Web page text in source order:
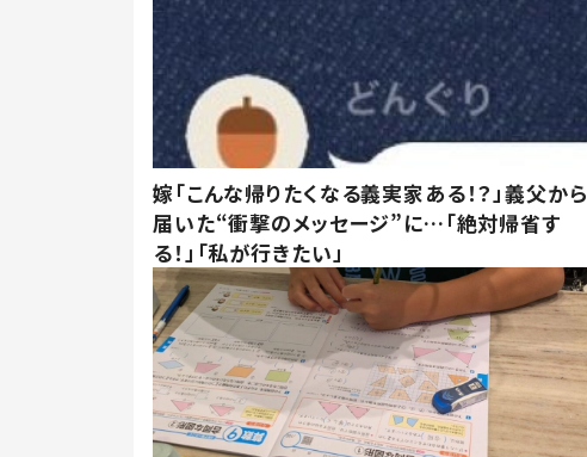
嫁「こんな帰りたくなる義実家ある！？」義父から
届いた“衝撃のメッセージ”に…「絶対帰省す
る！」「私が行きたい」